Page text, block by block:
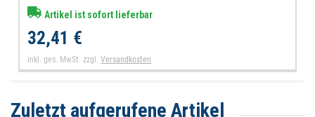
Artikel ist sofort lieferbar
32,41 €
inkl. ges. MwSt. zzgl.Versandkosten
Zuletzt aufgerufene Artikel